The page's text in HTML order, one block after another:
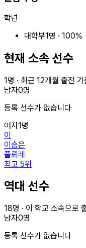
학년
대학부1명 · 100%
현재 소속 선수
1명 · 최근 12개월 출전 기
남자0명
등록 선수가 없습니다
여자1명
이
이승은
플뢰레
최고 5위
역대 선수
18명 · 이 학교 소속으로
남자0명
등록 선수가 없습니다